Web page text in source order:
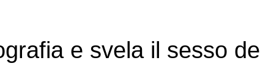
e svela il sesso del